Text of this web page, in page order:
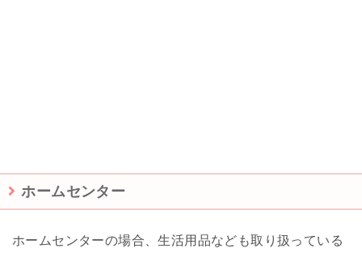
ホームセンター
ホームセンターの場合、生活用品なども取り扱っている